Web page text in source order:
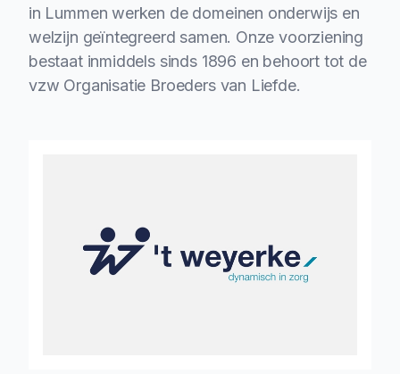
in Lummen werken de domeinen onderwijs en
welzijn geïntegreerd samen. Onze voorziening
bestaat inmiddels sinds 1896 en behoort tot de
vzw Organisatie Broeders van Liefde.